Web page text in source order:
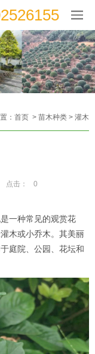
： 首页 > 苗木种类 > 灌木
点击： 0
一种常见的观赏花
木或小乔木。其美丽
庭院、公园、花坛和